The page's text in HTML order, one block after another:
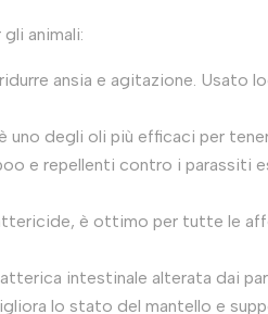
animali:
ansia e agitazione.
uno degli oli più efficaci per
e repellenti contro i parassiti
è ottimo per tutte le
intestinale alterata dai
lo stato del mantello e